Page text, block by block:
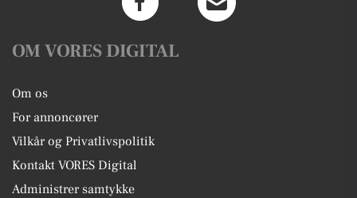
OM VORES DIGITAL
Om os
For annoncører
Vilkår og Privatlivspolitik
Kontakt VORES Digital
Administrer samtykke